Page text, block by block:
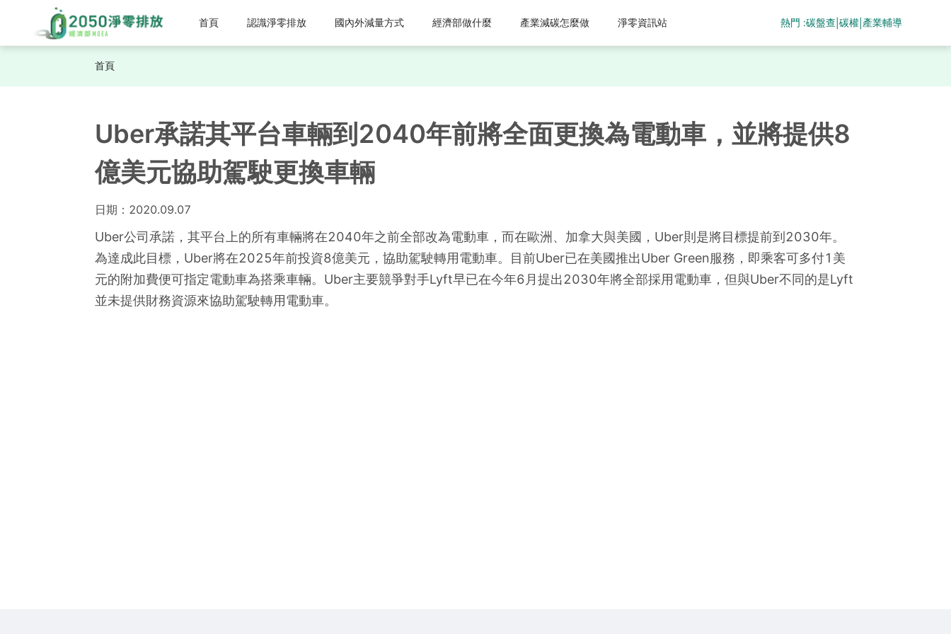
首頁 認識淨零排放 國內外減量方式 經濟部做什麼 產業減碳怎麼做 淨零資訊站 熱門 :碳盤查 |碳權 產業輔導
首頁
Uber承諾其平台車輛到2040年前將全面更換為電動車，並將提供8
億美元協助駕駛更換車輛
日期： 2020.09.07
Uber公司承諾，其平台上的所有車輛將在2040年之前全部改為電動車，而在歐洲、加拿大與美國，Uber則是將目標提前到2030年。
為達成此目標，Uber將在2025年前投資8億美元，協助駕駛轉用電動車。目前Uber已在美國推出Uber Green服務，即乘客可多付1美
元的附加費便可指定電動車為搭乘車輛。Uber主要競爭對手Lyft早已在今年6月提出2030年將全部採用電動車，但與Uber不同的是Lyft
並未提供財務資源來協助駕駛轉用電動車。